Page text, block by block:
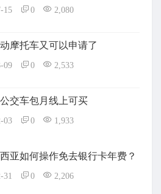
15 0 2,080
摩托车又可以申请了
09 0 2,533
交车包月线上可买
03 0 1,933
亚如何操作免去银行卡年费？
31 0 2,206